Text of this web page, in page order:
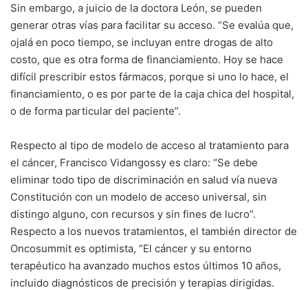
Sin embargo, a juicio de la doctora León, se pueden
generar otras vías para facilitar su acceso. “Se evalúa que,
ojalá en poco tiempo, se incluyan entre drogas de alto
costo, que es otra forma de financiamiento. Hoy se hace
difícil prescribir estos fármacos, porque si uno lo hace, el
financiamiento, o es por parte de la caja chica del hospital,
o de forma particular del paciente”.
Respecto al tipo de modelo de acceso al tratamiento para
el cáncer, Francisco Vidangossy es claro: “Se debe
eliminar todo tipo de discriminación en salud vía nueva
Constitución con un modelo de acceso universal, sin
distingo alguno, con recursos y sin fines de lucro”.
Respecto a los nuevos tratamientos, el también director de
Oncosummit es optimista, “El cáncer y su entorno
terapéutico ha avanzado muchos estos últimos 10 años,
incluido diagnósticos de precisión y terapias dirigidas.